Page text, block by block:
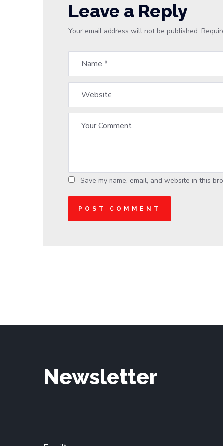
Leave a Reply
Your email address will not be published.
Save my name, email, and website in this
Newsletter